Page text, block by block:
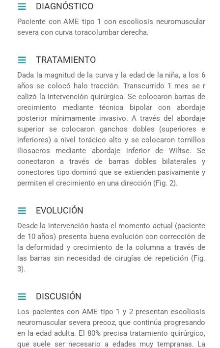
DIAGNÓSTICO
Paciente con AME tipo 1 con escoliosis neuromuscular
severa con curva toracolumbar derecha.
TRATAMIENTO
Dada la magnitud de la curva y la edad de la niña, a los 6
años se colocó halo tracción. Transcurrido 1 mes se r
ealizó la intervención quirúrgica. Se colocaron barras de
crecimiento mediante técnica bipolar con abordaje
posterior mínimamente invasivo. A través del abordaje
superior se colocaron ganchos dobles (superiores e
inferiores) a nivel torácico alto y se colocaron tornillos
iliosacros mediante abordaje inferior de Wiltse. Se
conectaron a través de barras dobles bilaterales y
conectores tipo dominó que se extienden pasivamente y
permiten el crecimiento en una dirección (Fig. 2).
EVOLUCIÓN
Desde la intervención hasta el momento actual (paciente
de 10 años) presenta buena evolución con corrección de
la deformidad y crecimiento de la columna a través de
las barras sin necesidad de cirugías de repetición (Fig.
3).
DISCUSIÓN
Los pacientes con AME tipo 1 y 2 presentan escoliosis
neuromuscular severa precoz, que continúa progresando
en la edad adulta. El 80% precisa tratamiento quirúrgico,
que suele ser necesario a edades muy tempranas. La